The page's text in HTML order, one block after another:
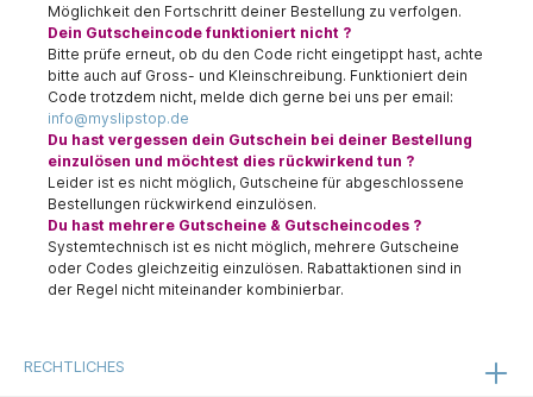
Möglichkeit den Fortschritt deiner Bestellung zu verfolgen.
Dein Gutscheincode funktioniert nicht ?
Bitte prüfe erneut, ob du den Code richt eingetippt hast, achte
bitte auch auf Gross- und Kleinschreibung. Funktioniert dein
Code trotzdem nicht, melde dich gerne bei uns per email:
info@myslipstop.de
Du hast vergessen dein Gutschein bei deiner Bestellung
einzulösen und möchtest dies rückwirkend tun ?
Leider ist es nicht möglich, Gutscheine für abgeschlossene
Bestellungen rückwirkend einzulösen.
Du hast mehrere Gutscheine & Gutscheincodes ?
Systemtechnisch ist es nicht möglich, mehrere Gutscheine
oder Codes gleichzeitig einzulösen. Rabattaktionen sind in
der Regel nicht miteinander kombinierbar.
RECHTLICHES